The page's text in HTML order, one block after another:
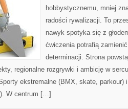
hobbystycznemu, mniej
radości rywalizacji. To
nawyk spotyka się z
ćwiczenia potrafią
determinacji. Strona
regionalne rozgrywki i ambicję w
ekstremalne (BMX, skate, parkour)
W centrum […]